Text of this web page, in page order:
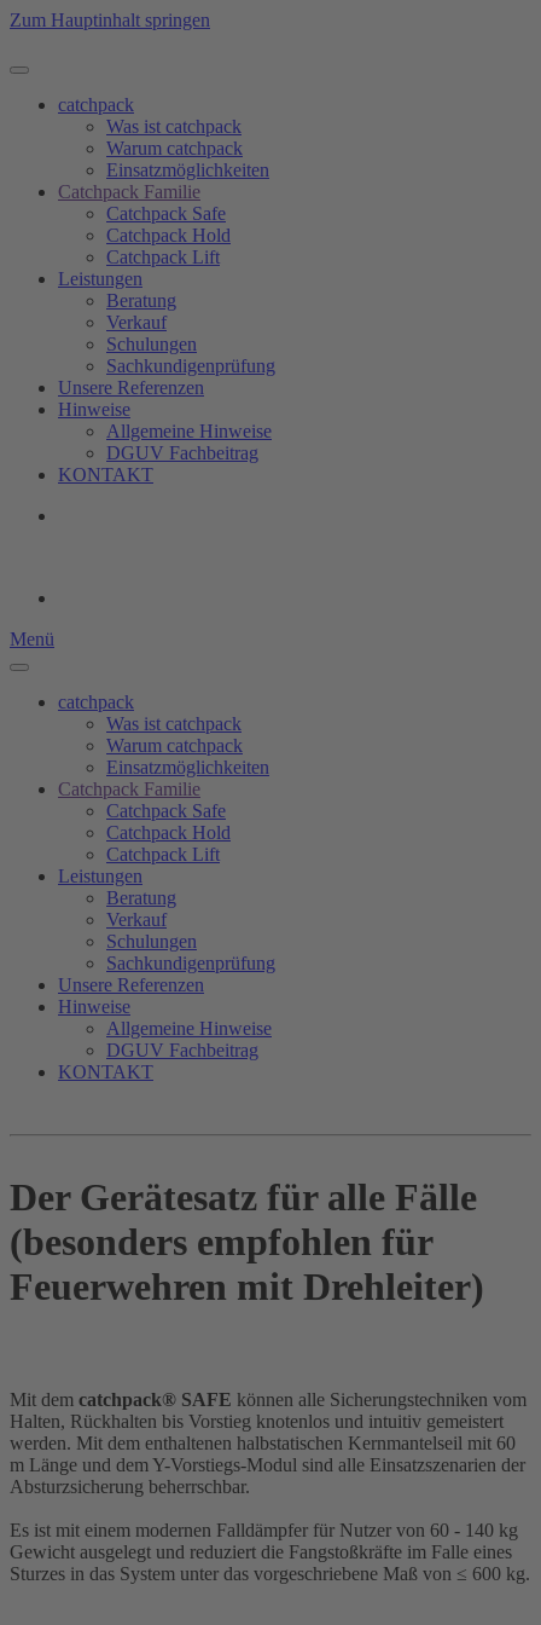
Zum Hauptinhalt springen
catchpack
Was ist catchpack
Warum catchpack
Einsatzmöglichkeiten
Catchpack Familie
Catchpack Safe
Catchpack Hold
Catchpack Lift
Leistungen
Beratung
Verkauf
Schulungen
Sachkundigenprüfung
Unsere Referenzen
Hinweise
Allgemeine Hinweise
DGUV Fachbeitrag
KONTAKT
Menü
catchpack
Was ist catchpack
Warum catchpack
Einsatzmöglichkeiten
Catchpack Familie
Catchpack Safe
Catchpack Hold
Catchpack Lift
Leistungen
Beratung
Verkauf
Schulungen
Sachkundigenprüfung
Unsere Referenzen
Hinweise
Allgemeine Hinweise
DGUV Fachbeitrag
KONTAKT
Der Gerätesatz für alle Fälle
(besonders empfohlen für
Feuerwehren mit Drehleiter)
Mit dem catchpack® SAFE können alle Sicherungstechniken vom
Halten, Rückhalten bis Vorstieg knotenlos und intuitiv gemeistert
werden. Mit dem enthaltenen halbstatischen Kernmantelseil mit 60
m Länge und dem Y-Vorstiegs-Modul sind alle Einsatzszenarien der
Absturzsicherung beherrschbar.
Es ist mit einem modernen Falldämpfer für Nutzer von 60 - 140 kg
Gewicht ausgelegt und reduziert die Fangstoßkräfte im Falle eines
Sturzes in das System unter das vorgeschriebene Maß von ≤ 600 kg.